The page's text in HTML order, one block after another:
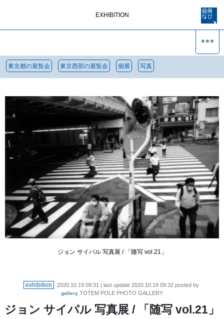
EXHIBITION
東京都の展覧会 東京西部の展覧会 個展 写真
ジョン サイパル 写真展 / 「随写 vol.21」
exhibition 2020.10.19 09:31 | last update 2020.10.19 09:32 posted by
gallery TOTEM POLE PHOTO GALLERY
ジョン サイパル 写真展 / 「随写 vol.21」